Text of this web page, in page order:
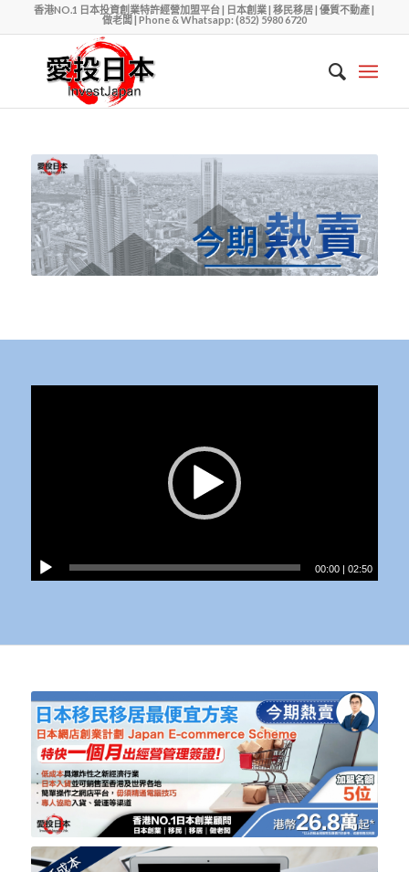
香港NO.1 日本投資創業特許經營加盟平台 | 日本創業 | 移民移居 | 優質不動產 |
做老闆 | Phone & Whatsapp: (852) 5980 6720
00:00 |02:50